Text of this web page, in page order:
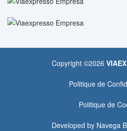
Copyright ©2026
Politique de
Politique de
Developed by Navega